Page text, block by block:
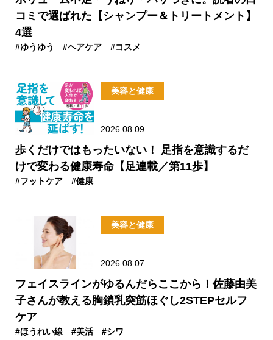
コミで選ばれた【シャンプー＆トリートメント】
4選
#ゆうゆう #ヘアケア #コスメ
美容と健康
2026.08.09
歩くだけではもったいない！ 足指を意識するだ
けで変わる健康寿命【足連載／第11歩】
#フットケア #健康
美容と健康
2026.08.07
フェイスラインがゆるんだらここから！佐藤由美
子さんが教える胸鎖乳突筋ほぐし2STEPセルフ
ケア
#ほうれい線 #美活 #シワ